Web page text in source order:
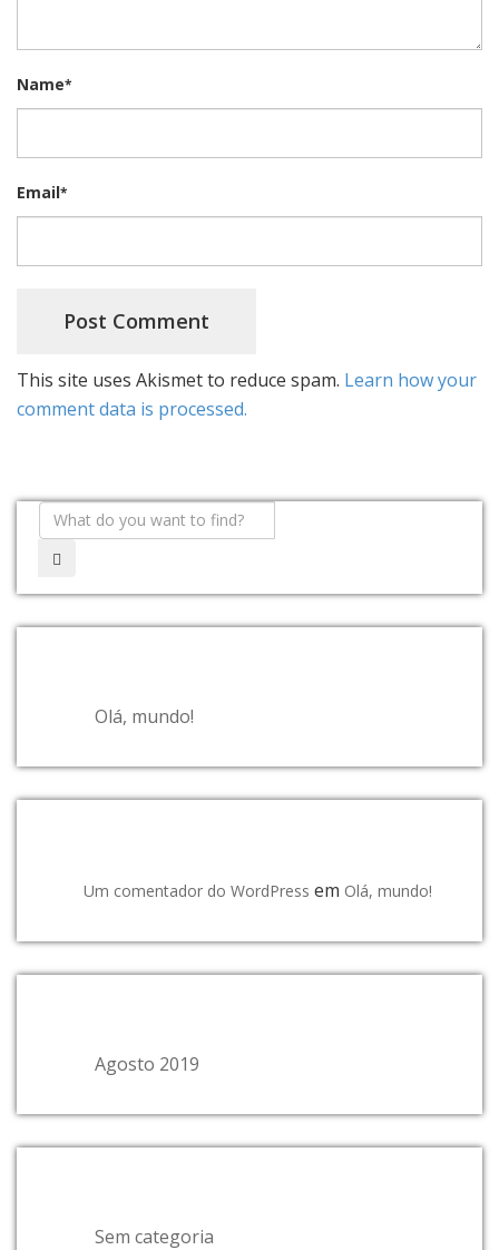
Name*
Email*
This site uses Akismet to reduce spam. Learn how your
comment data is processed.
Olá, mundo!
Um comentador do WordPress em Olá, mundo!
Agosto 2019
Sem categoria